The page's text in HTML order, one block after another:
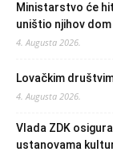
Ministarstvo će
uništio njihov dom
4. Augusta 2026.
Lovačkim
4. Augusta 2026.
Vlada ZDK
ustanovama